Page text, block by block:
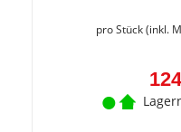
pro Stück (inkl.